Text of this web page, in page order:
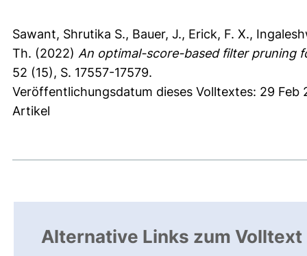
Sawant, Shrutika S., Bauer, J., Erick, F. X.,
Th. (2022) An optimal-score-based filter pruning
52 (15), S. 17557-17579.
Veröffentlichungsdatum dieses Volltextes: 29 Feb
Artikel
Alternative Links zum Volltext